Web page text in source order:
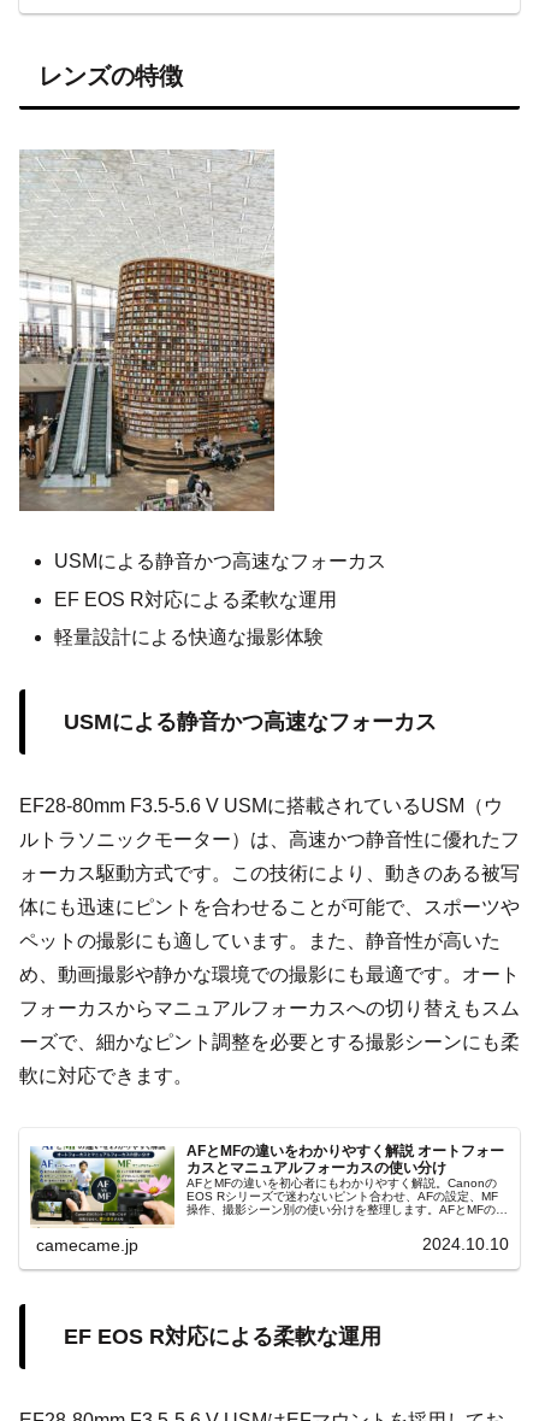
レンズの特徴
USMによる静音かつ高速なフォーカス
EF EOS R対応による柔軟な運用
軽量設計による快適な撮影体験
USMによる静音かつ高速なフォーカス
EF28-80mm F3.5-5.6 V USMに搭載されているUSM（ウ
ルトラソニックモーター）は、高速かつ静音性に優れたフ
ォーカス駆動方式です。この技術により、動きのある被写
体にも迅速にピントを合わせることが可能で、スポーツや
ペットの撮影にも適しています。また、静音性が高いた
め、動画撮影や静かな環境での撮影にも最適です。オート
フォーカスからマニュアルフォーカスへの切り替えもスム
ーズで、細かなピント調整を必要とする撮影シーンにも柔
軟に対応できます。
AFとMFの違いをわかりやすく解説 オートフォー
カスとマニュアルフォーカスの使い分け
AFとMFの違いを初心者にもわかりやすく解説。Canonの
EOS Rシリーズで迷わないピント合わせ、AFの設定、MF
操作、撮影シーン別の使い分けを整理します。AFとMFの判
camecame.jp 2024.10.10
EF EOS R対応による柔軟な運用